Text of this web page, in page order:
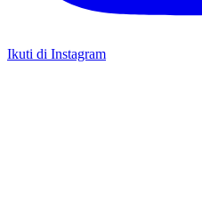
Ikuti di Instagram